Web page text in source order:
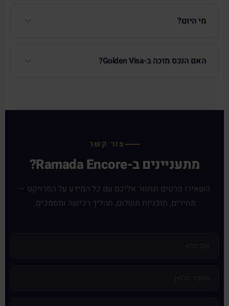
מי היזם?
האם הנכס מזכה ב-Golden Visa?
צור קשר
מתעניינים ב-Ramada Encore?
השאירו פרטים ונחזור אליכם עם כל המידע על הפרויקט –
מחירים, תוכניות תשלום, תהליך רכישה ומסמכים.